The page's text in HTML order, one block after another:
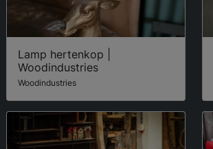
Lamp hertenkop |
Woodindustries
Woodindustries